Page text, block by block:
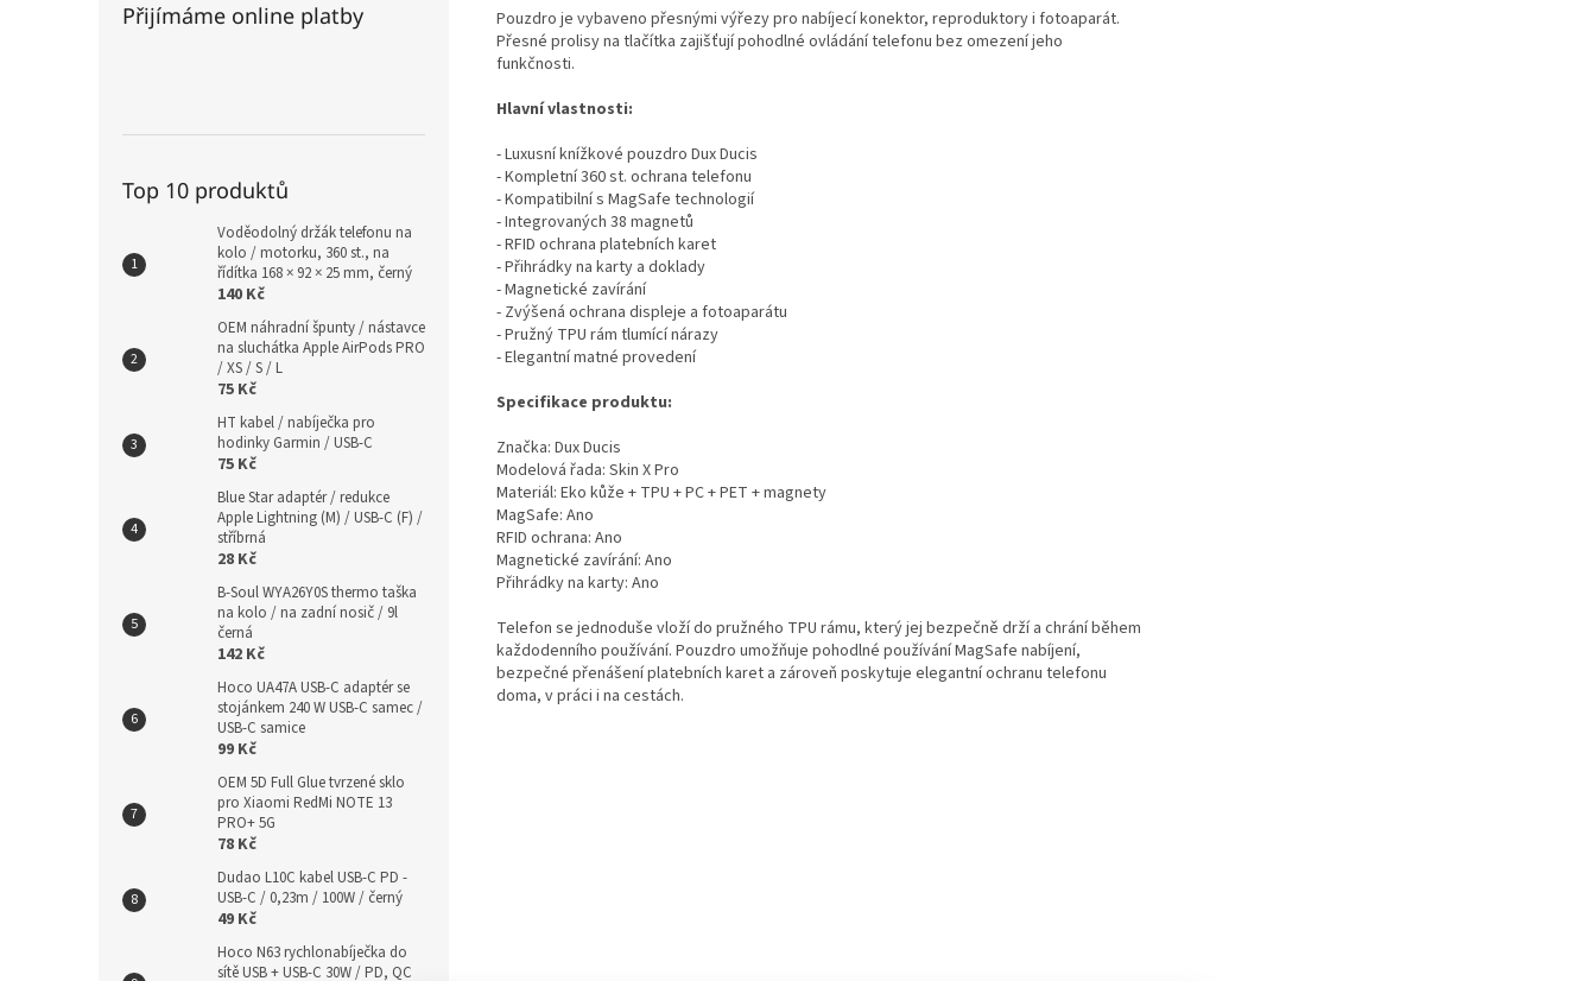
Přijímáme online platby
Top 10 produktů
Voděodolný držák telefonu na
kolo / motorku, 360 st., na
řídítka 168 × 92 × 25 mm, černý
140 Kč
OEM náhradní špunty / nástavce
na sluchátka Apple AirPods PRO
/ XS / S / L
75 Kč
HT kabel / nabíječka pro
hodinky Garmin / USB-C
75 Kč
Blue Star adaptér / redukce
Apple Lightning (M) / USB-C (F) /
stříbrná
28 Kč
B-Soul WYA26Y0S thermo taška
na kolo / na zadní nosič / 9l
černá
142 Kč
Hoco UA47A USB-C adaptér se
stojánkem 240 W USB-C samec /
USB-C samice
99 Kč
OEM 5D Full Glue tvrzené sklo
pro Xiaomi RedMi NOTE 13
PRO+ 5G
78 Kč
Dudao L10C kabel USB-C PD -
USB-C / 0,23m / 100W / černý
49 Kč
Hoco N63 rychlonabíječka do
sítě USB + USB-C 30W / PD, QC
Pouzdro je vybaveno přesnými výřezy pro nabíjecí konektor, reproduktory i fotoaparát.
Přesné prolisy na tlačítka zajišťují pohodlné ovládání telefonu bez omezení jeho
funkčnosti.
Hlavní vlastnosti:
- Luxusní knížkové pouzdro Dux Ducis
- Kompletní 360 st. ochrana telefonu
- Kompatibilní s MagSafe technologií
- Integrovaných 38 magnetů
- RFID ochrana platebních karet
- Přihrádky na karty a doklady
- Magnetické zavírání
- Zvýšená ochrana displeje a fotoaparátu
- Pružný TPU rám tlumící nárazy
- Elegantní matné provedení
Specifikace produktu:
Značka: Dux Ducis
Modelová řada: Skin X Pro
Materiál: Eko kůže + TPU + PC + PET + magnety
MagSafe: Ano
RFID ochrana: Ano
Magnetické zavírání: Ano
Přihrádky na karty: Ano
Telefon se jednoduše vloží do pružného TPU rámu, který jej bezpečně drží a chrání během
každodenního používání. Pouzdro umožňuje pohodlné používání MagSafe nabíjení,
bezpečné přenášení platebních karet a zároveň poskytuje elegantní ochranu telefonu
doma, v práci i na cestách.